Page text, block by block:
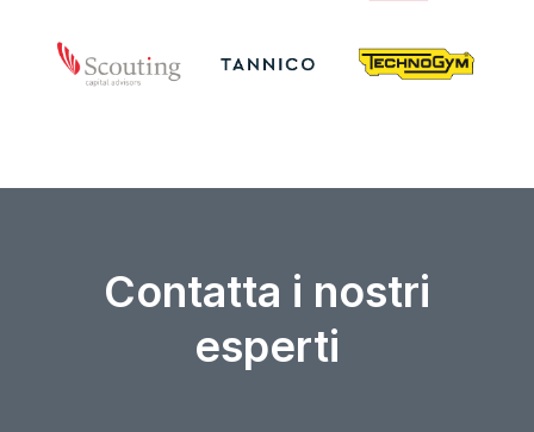
Contatta i nostri
esperti